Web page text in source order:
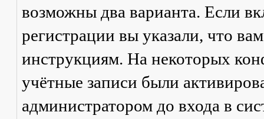
возможны два варианта. Если
регистрации вы указали, что
инструкциям. На некоторых
учётные записи были
администратором до входа в